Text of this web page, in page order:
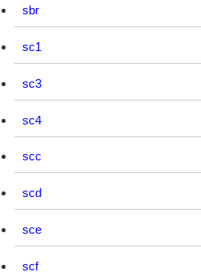
sbr
sc1
sc3
sc4
scc
scd
sce
scf